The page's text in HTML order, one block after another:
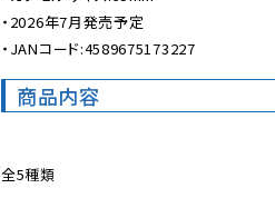
・2026年7月発売予定
・JANコード:4589675173227
商品内容
全5種類